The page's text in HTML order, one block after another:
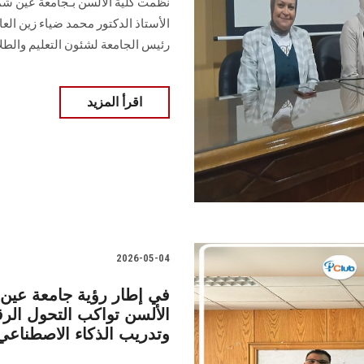
الأستاذ الدكتور محمد ضياء زين
رئيس الجامعة لشئون التعليم
اقرأ المزيد
2026-05-04
في إطار رؤية جامعة
الألسن تواكب التحول
وتدريب الذكاء